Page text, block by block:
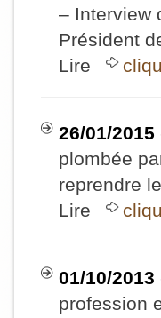
– Interview
Président
Lire
26/01/2015
plombée
reprendre
Lire
01/10/2013
profession